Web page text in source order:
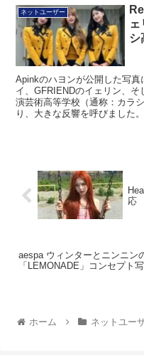
ネットユーザー
ェ
シ
Apinkのハヨンが公開した写真
イ、GFRIENDのイェリン、
演芸術高等学校（通称：カラ
り、大きな反響を呼びました。
応
aespa ウィンターとニンニン
「LEMONADE」コンセプト
ホーム ネットユー